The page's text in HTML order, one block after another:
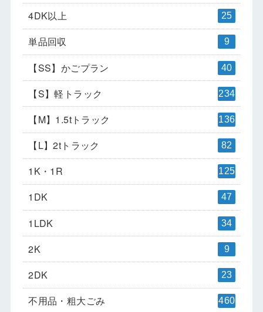
4DK以上 25
単品回収 9
【SS】かごプラン 40
【S】軽トラック 234
【M】1.5tトラック 136
【L】2tトラック 82
1K・1R 125
1DK 47
1LDK 34
2K 9
2DK 23
不用品・粗大ごみ 460